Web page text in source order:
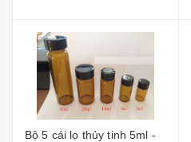
Bộ 5 cái lọ thủy tinh 5ml -